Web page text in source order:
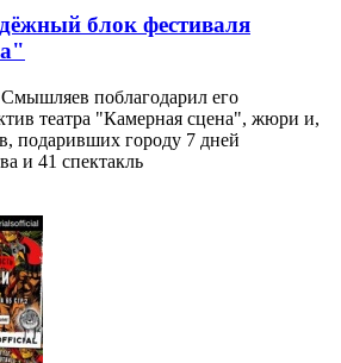
блок фестиваля
поблагодарил его
театра "Камерная сцена", жюри и,
подаривших городу 7 дней
и 41 спектакль